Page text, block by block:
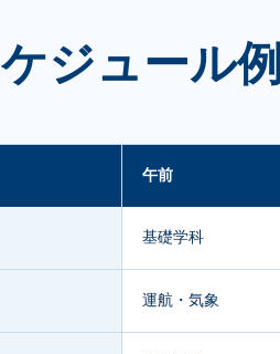
ジュール例
午前
基礎学科
運航・気象